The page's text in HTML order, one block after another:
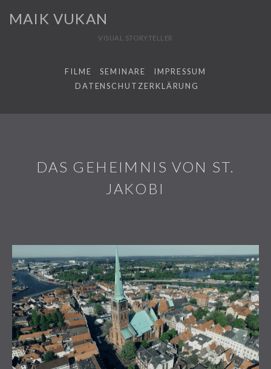
MAIK VUKAN
VISUAL STORYTELLER
FILME SEMINARE
IMPRESSUM
DATENSCHUTZERKLÄRUNG
DAS GEHEIMNIS VON ST.
JAKOBI